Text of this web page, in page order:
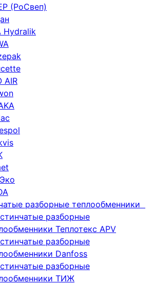
(РоСвеп)
Hydralik
AIR
разборные теплообменники
разборные
Теплотекс APV
разборные
Danfoss
разборные
ТИЖ